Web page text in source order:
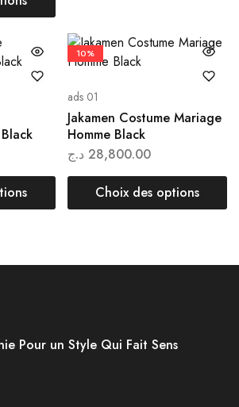
10%
ads 01
Jakamen Costume Mariage
Homme Black
28,800.00 د.ج
Choix des options
Pour un Style Qui Fait Sens